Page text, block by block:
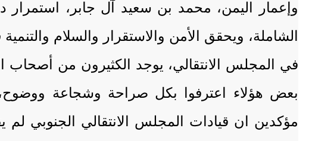
وإعمار اليمن، محمد بن سعيد آل جابر، استمرار
الشاملة، ويحقق الأمن والاستقرار والسلام
في المجلس الانتقالي، يوجد الكثيرون من أصحاب
بعض هؤلاء اعترفوا بكل صراحة وشجاعة ووضوح،
مؤكدين ان قيادات المجلس الانتقالي الجنوبي لم